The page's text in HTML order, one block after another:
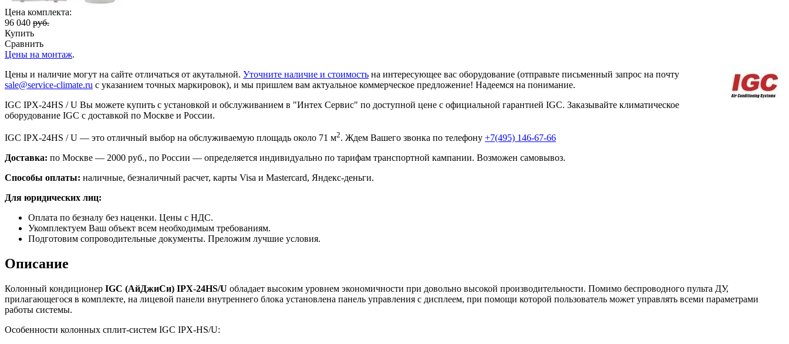
Цена комплекта:
96 040 руб.
Купить
Сравнить
Цены на монтаж.
Цены и наличие могут на сайте отличаться от акутальной. Уточните наличие и стоимость на интересующее вас оборудование (отправьте письменный запрос на почту
sale@service-climate.ru с указанием точных маркировок), и мы пришлем вам актуальное коммерческое предложение! Надеемся на понимание.
IGC IPХ-24HS / U Вы можете купить с установкой и обслуживанием в "Интех Сервис" по доступной цене с официальной гарантией IGC. Заказывайте климатическое
оборудование IGC с доставкой по Москве и России.
IGC IPХ-24HS / U — это отличный выбор на обслуживаемую площадь около 71 м2. Ждем Вашего звонка по телефону +7(495) 146-67-66
Доставка: по Москве — 2000 руб., по России — определяется индивидуально по тарифам транспортной кампании. Возможен самовывоз.
Способы оплаты: наличные, безналичный расчет, карты Visa и Mastercard, Яндекс-деньги.
Для юридических лиц:
Оплата по безналу без наценки. Цены с НДС.
Укомплектуем Ваш объект всем необходимым требованиям.
Подготовим сопроводительные документы. Преложим лучшие условия.
Описание
Колонный кондиционер IGC (АйДжиСи) IPХ-24HS/U обладает высоким уровнем экономичности при довольно высокой производительности. Помимо беспроводного пульта ДУ,
прилагающегося в комплекте, на лицевой панели внутреннего блока установлена панель управления с дисплеем, при помощи которой пользователь может управлять всеми параметрами
работы системы.
Особенности колонных сплит-систем IGC IPХ-HS/U: